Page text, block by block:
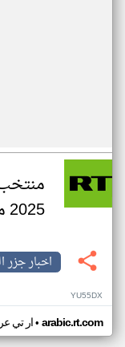
2025 من دور المجموعات
اخبار جزر
YU55DX
ار تي• arabic.rt.com